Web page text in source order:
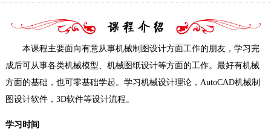
本课程主要面向有意从事机械制图设计方面工作的朋友，学习完
成后可从事各类机械模型、机械图纸设计等方面的工作。最好有机械
方面的基础，也可零基础学起。学习机械设计理论，AutoCAD机械制
图设计软件，3D软件等设计流程。
学习时间